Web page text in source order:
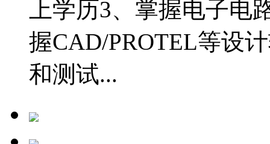
上学历3、掌握电子电
握CAD/PROTEL等设
和测试...